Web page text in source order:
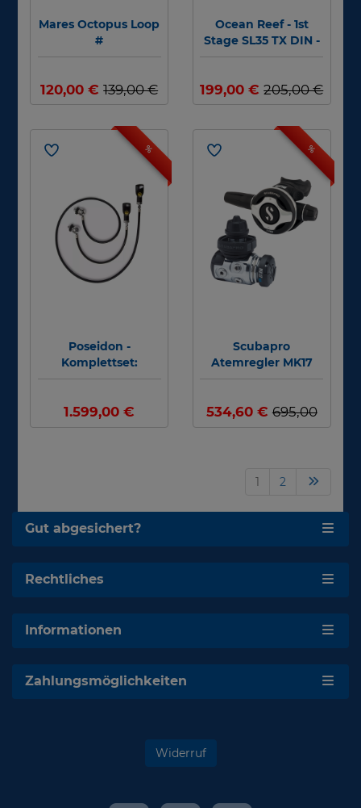
Mares Octopus Loop
#
120,00 €139,00 €
Ocean Reef - 1st
Stage SL35 TX DIN -
300bar #
199,00 €205,00 €
%
Poseidon -
Komplettset:
XSTREAM
1.599,00 €
1.649,00 €
%
Scubapro
Atemregler MK17
Evo - S600 - DIN 300
534,60 €695,00
€
1 2
Gut abgesichert?
Rechtliches
Informationen
Zahlungsmöglichkeiten
Widerruf